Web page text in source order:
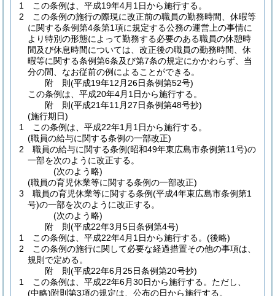
1
この条例は、平成19年4月1日から施行する。
2
この条例の施行の際現に改正前の職員の勤務時間、休暇等
に関する条例第4条第1項に規定する公務の運営上の事情に
より特別の形態によって勤務する必要のある職員の休憩時
間及び休息時間については、改正後の職員の勤務時間、休
暇等に関する条例第6条及び第7条の規定にかかわらず、当
分の間、なお従前の例によることができる。
附 則(平成19年12月26日条例第52号)
この条例は、平成20年4月1日から施行する。
附 則(平成21年11月27日条例第48号抄)
(施行期日)
1
この条例は、平成22年1月1日から施行する。
(職員の給与に関する条例の一部改正)
2
職員の給与に関する条例(昭和49年東広島市条例第11号)の
一部を次のように改正する。
(次のよう略)
(職員の育児休業等に関する条例の一部改正)
3
職員の育児休業等に関する条例(平成4年東広島市条例第1
号)の一部を次のように改正する。
(次のよう略)
附 則(平成22年3月5日条例第4号)
1
この条例は、平成22年4月1日から施行する。 (後略)
2
この条例の施行に関して必要な経過措置その他の事項は、
規則で定める。
附 則(平成22年6月25日条例第20号抄)
1
この条例は、平成22年6月30日から施行する。 ただし、
(中略)附則第3項の規定は、公布の日から施行する。